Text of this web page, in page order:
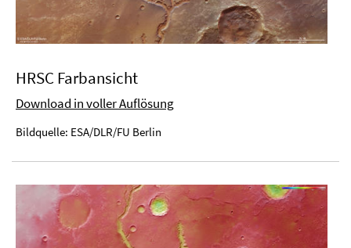
HRSC Farbansicht
Download in voller Auflösung
Bildquelle: ESA/DLR/FU Berlin